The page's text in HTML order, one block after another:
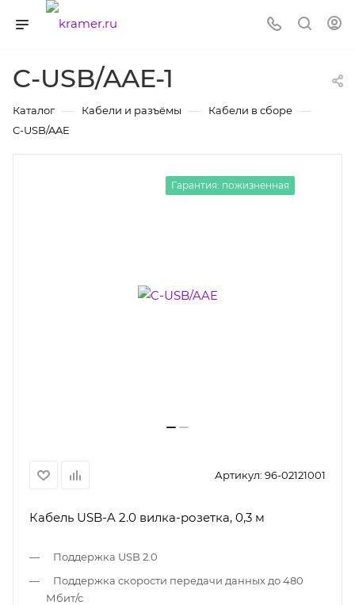
C-USB/AAE-1
Каталог — Кабели и разъёмы — Кабели в сборе —
C-USB/AAE
Гарантия: пожизненная
Артикул: 96-02121001
Кабель USB-A 2.0 вилка-розетка, 0,3 м
Поддержка USB 2.0
Поддержка скорости передачи данных до 480
Мбит/с